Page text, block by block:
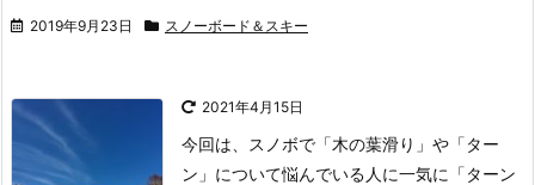
2019年9月23日 スノーボード＆スキー
2021年4月15日
今回は、スノボで「木の葉滑り」や「ター
ン」について悩んでいる人に一気に「ターン